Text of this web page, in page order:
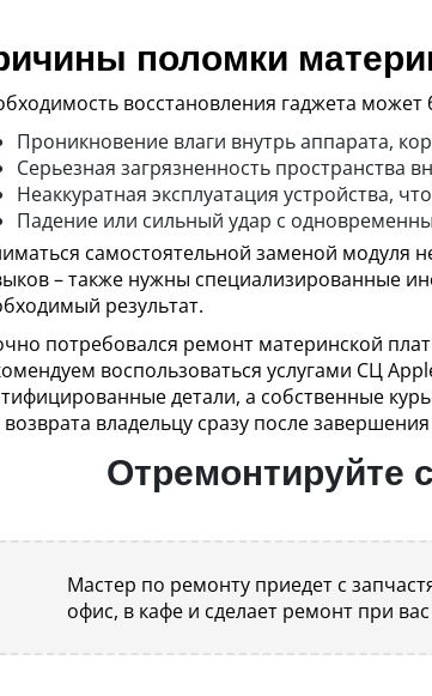
поломки
восстановления гаджета
Проникновение влаги внутрь аппарата,
Серьезная загрязненность пространства
Неаккуратная эксплуатация устройства,
Падение или сильный удар с
самостоятельной заменой модуля
– также нужны специализированные
результат.
потребовался ремонт материнской
воспользоваться услугами СЦ
детали, а собственные
возврата владельцу сразу после
Отремонтируйте
Мастер по ремонту приедет с
офис, в кафе и сделает ремонт при